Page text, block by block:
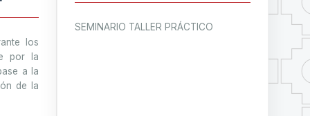
EL
EN
los
por la
a la
de la
SEMINARIO TALLER PRÁCTICO